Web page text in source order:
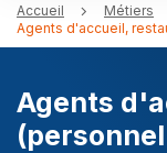
Accueil Métiers
Agents d'accueil,
Agents